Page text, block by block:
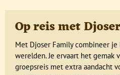
Op reis met
Met Djoser Family combineer
werelden. Je ervaart het gemak
groepsreis met extra aandacht